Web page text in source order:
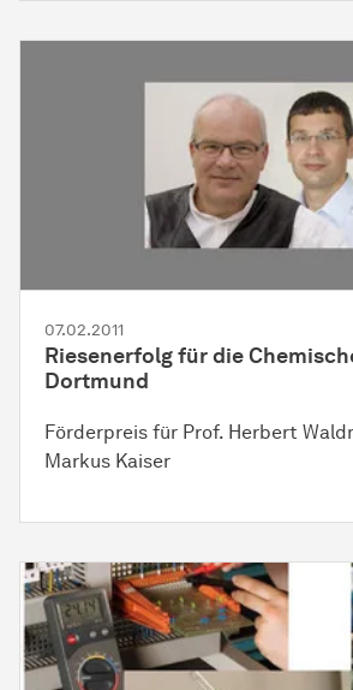
07.02.2011
Riesenerfolg für die
Dortmund
Förderpreis für Prof. Herbert
Markus Kaiser